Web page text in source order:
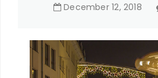
December 12, 2018